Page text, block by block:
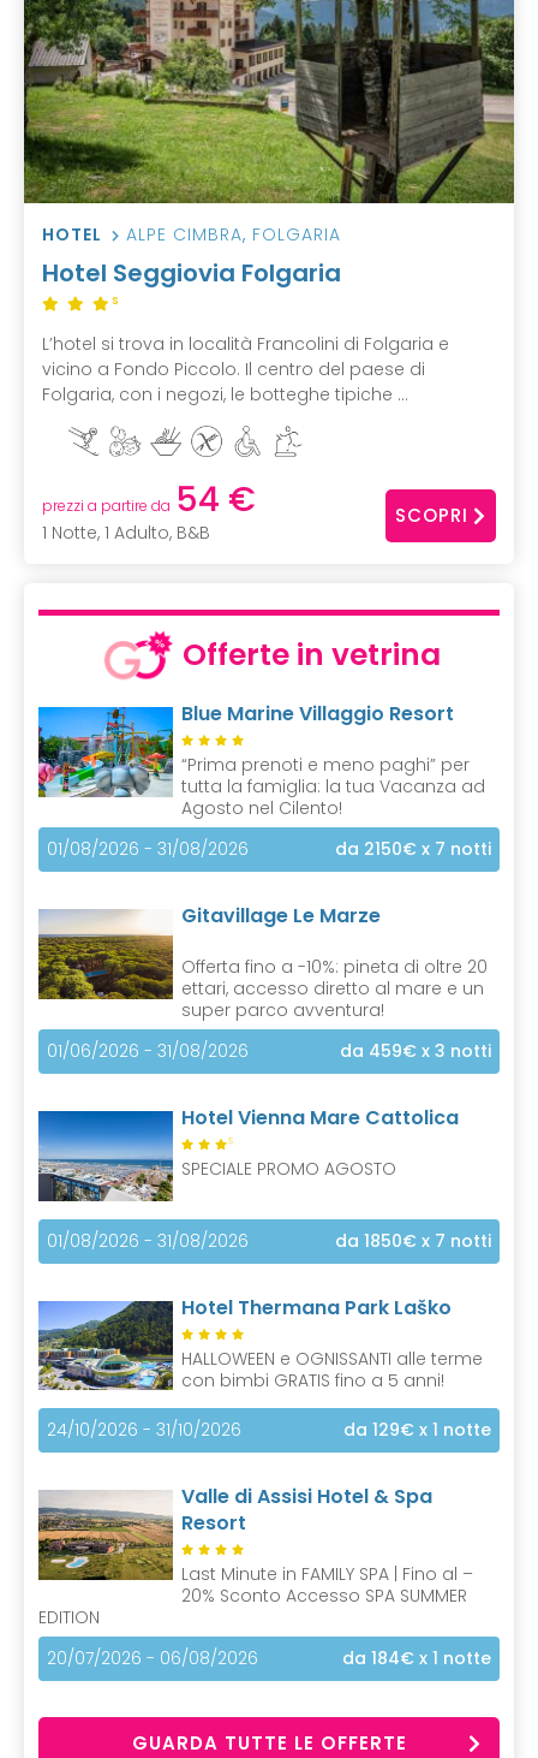
HOTEL ALPE CIMBRA, FOLGARIA
Hotel Seggiovia Folgaria
S
L’hotel si trova in località Francolini di Folgaria e
vicino a Fondo Piccolo. Il centro del paese di
Folgaria, con i negozi, le botteghe tipiche ...
prezzi a partire da 54 €
1 Notte, 1 Adulto, B&B
SCOPRI
Offerte in vetrina
Blue Marine Villaggio Resort
“Prima prenoti e meno paghi” per
tutta la famiglia: la tua Vacanza ad
Agosto nel Cilento!
01/08/2026 - 31/08/2026
da 2150€ x 7 notti
Gitavillage Le Marze
Offerta fino a -10%: pineta di oltre 20
ettari, accesso diretto al mare e un
super parco avventura!
01/06/2026 - 31/08/2026
da 459€ x 3 notti
Hotel Vienna Mare Cattolica
S
SPECIALE PROMO AGOSTO
01/08/2026 - 31/08/2026 da 1850€ x 7 notti
Hotel Thermana Park Laško
HALLOWEEN e OGNISSANTI alle terme
con bimbi GRATIS fino a 5 anni!
24/10/2026 - 31/10/2026 da 129€ x 1 notte
Valle di Assisi Hotel & Spa
Resort
Last Minute in FAMILY SPA | Fino al –
20% Sconto Accesso SPA SUMMER
EDITION
20/07/2026 - 06/08/2026
da 184€ x 1 notte
GUARDA TUTTE LE OFFERTE